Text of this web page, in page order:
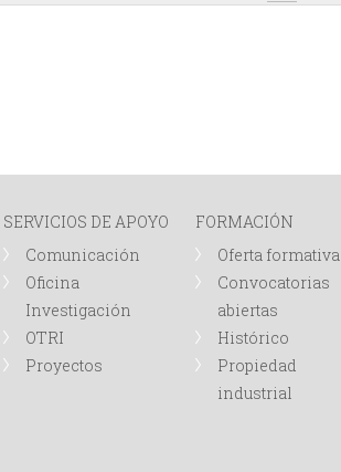
SERVICIOS DE APOYO
Comunicación
Oficina
Investigación
OTRI
Proyectos
FORMACIÓN
Oferta formativa
Convocatorias
abiertas
Histórico
Propiedad
industrial